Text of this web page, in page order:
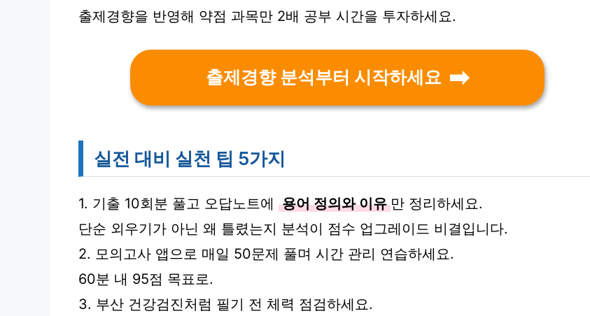
출제경향을 반영해 약점 과목만 2배 공부 시간을 투자하세요.
출제경향 분석부터 시작하세요
실전 대비 실천 팁 5가지
1. 기출 10회분 풀고 오답노트에 용어 정의와 이유 만 정리하세요.
단순 외우기가 아닌 왜 틀렸는지 분석이 점수 업그레이드 비결입니다.
2. 모의고사 앱으로 매일 50문제 풀며 시간 관리 연습하세요.
60분 내 95점 목표로.
3. 부산 건강검진처럼 필기 전 체력 점검하세요.